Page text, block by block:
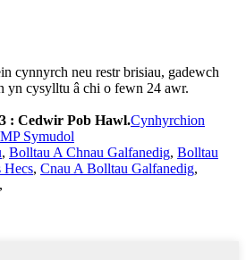
cynnyrch neu restr brisiau, gadewch
yn cysylltu â chi o fewn 24 awr.
: Cedwir Pob Hawl.Cynhyrchion
Symudol
, Bolltau A Chnau Galfanedig, Bolltau
Hecs, Cnau A Bolltau Galfanedig,
,